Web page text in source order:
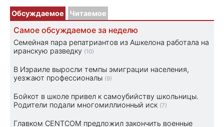
Обсуждаемое Читаемое
Самое обсуждаемое за неделю
Семейная пара репатриантов из Ашкелона работала на
иранскую разведку (10)
В Израиле выросли темпы эмиграции населения,
уезжают профессионалы (9)
Бойкот в школе привел к самоубийству школьницы.
Родители подали многомиллионный иск (7)
Главком CENTCOM предложил закончить военные